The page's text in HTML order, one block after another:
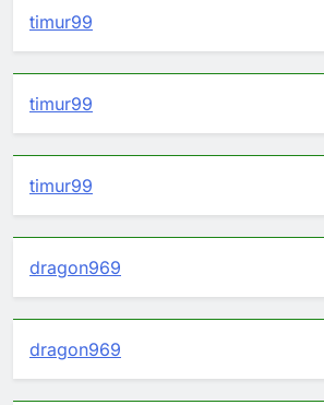
timur99
timur99
timur99
dragon969
dragon969